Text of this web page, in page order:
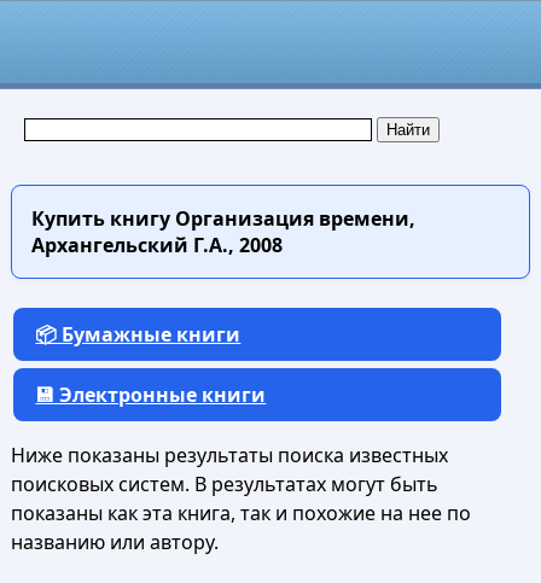
Купить книгуОрганизация времени,
Архангельский Г.А., 2008
📦 Бумажные книги
💾 Электронные книги
Ниже показаны результаты поиска известных
поисковых систем. В результатах могут быть
показаны как эта книга, так и похожие на нее по
названию или автору.